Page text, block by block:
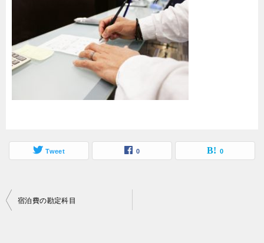
Tweet 0 0
投
宿泊費の勘定科目